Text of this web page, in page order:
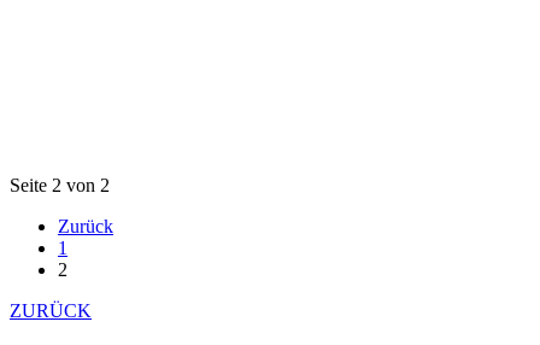
Seite 2 von 2
Zurück
1
2
ZURÜCK